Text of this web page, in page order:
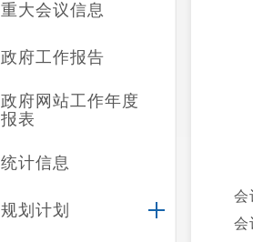
重大会议信息
政府工作报告
政府网站工作年度
报表
统计信息
规划计划
会
会